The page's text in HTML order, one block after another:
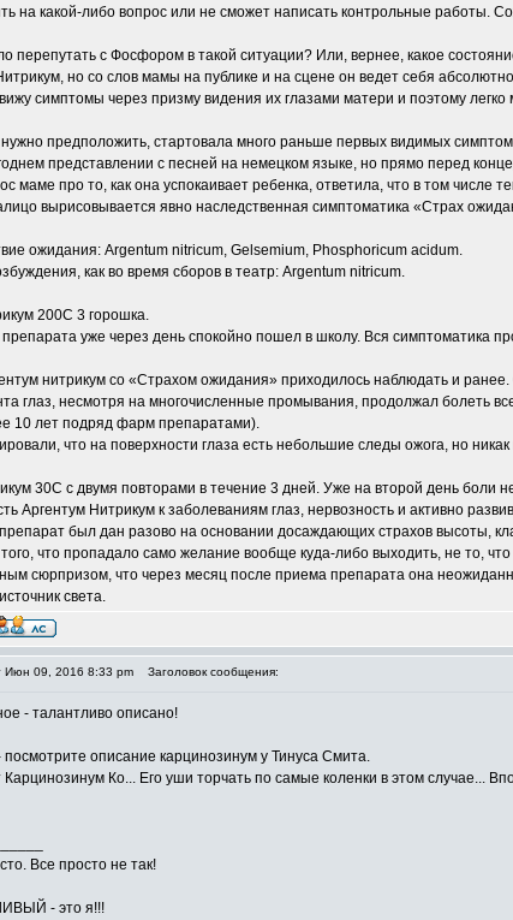
на какой-либо вопрос или не сможет написать контрольные
перепутать с Фосфором в такой ситуации? Или, вернее, какое
но со слов мамы на публике и на сцене он ведет себя
симптомы через призму видения их глазами матери и поэтому
нужно предположить, стартовала много раньше первых видимых
представлении с песней на немецком языке, но прямо перед
маме про то, как она успокаивает ребенка, ответила, что в том числе
вырисовывается явно наследственная симптоматика «Страх
ожидания: Argentum nitricum, Gelsemium, Phosphoricum acidum.
как во время сборов в театр: Argentum nitricum.
200С 3 горошка.
уже через день спокойно пошел в школу. Вся симптоматика
нитрикум со «Страхом ожидания» приходилось наблюдать и
глаз, несмотря на многочисленные промывания, продолжал болеть
10 лет подряд фарм препаратами).
что на поверхности глаза есть небольшие следы ожога, но
30С с двумя повторами в течение 3 дней. Уже на второй день
Аргентум Нитрикум к заболеваниям глаз, нервозность и активно
был дан разово на основании досаждающих страхов высоты,
что пропадало само желание вообще куда-либо выходить, не то,
сюрпризом, что через месяц после приема препарата она
света.
Июн 09, 2016 8:33 pm Заголовок сообщения:
- талантливо описано!
описание карцинозинум у Тинуса Смита.
Карцинозинум Ко... Его уши торчать по самые коленки в этом случае...
Все просто не так!
- это я!!!